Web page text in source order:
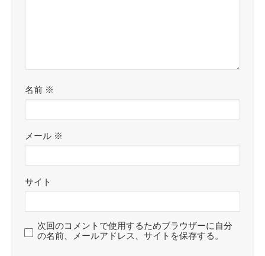
名前 ※
メール ※
サイト
次回のコメントで使用するためブラウザーに自分
の名前、メールアドレス、サイトを保存する。